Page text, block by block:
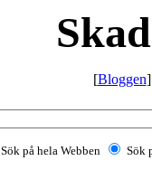
[Bloggen
Sök på hela Webben Sök